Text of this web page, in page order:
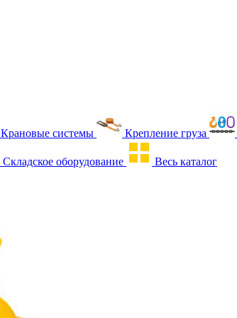
Крановые системы Крепление груза
Складское оборудование Весь каталог